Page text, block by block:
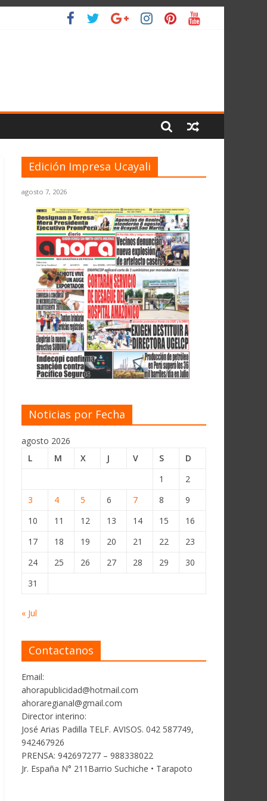
Edición Impresa Ucayali
agosto 7, 2026
Noticias por Fecha
agosto 2026
L
M X J V S
D
1
2
3
4 5 6 7 8
9
10
11 12 13 14 15
16
17
18 19 20 21 22
23
24
25 26 27 28 29
30
31
« Jul
Contactanos
Email:
ahorapublicidad@hotmail.com
ahoraregianal@gmail.com
Director interino:
José Arias Padilla TELF. AVISOS. 042 587749,
942467926
PRENSA: 942697277 – 988338022
Jr. España N° 211Barrio Suchiche • Tarapoto